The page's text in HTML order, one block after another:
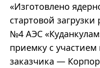
«Изготовлено
стартовой
№4 АЭС
приемку с участием
заказчика —